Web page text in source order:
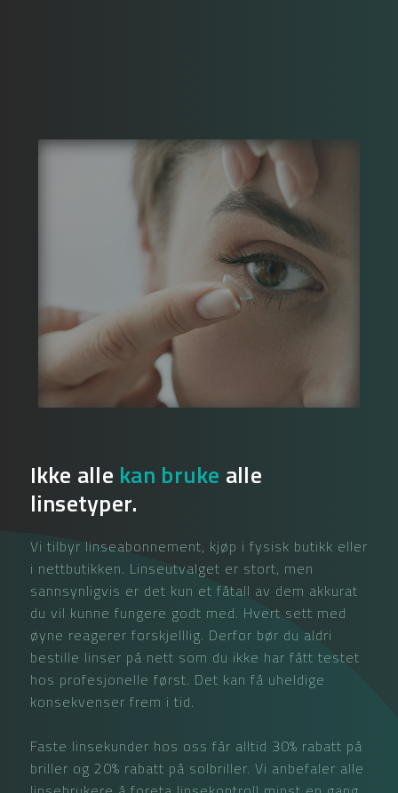
Ikke alle kan bruke alle
linsetyper.
Vi tilbyr linseabonnement, kjøp i fysisk butikk eller
i nettbutikken. Linseutvalget er stort, men
sannsynligvis er det kun et fåtall av dem akkurat
du vil kunne fungere godt med. Hvert sett med
øyne reagerer forskjelllig. Derfor bør du aldri
bestille linser på nett som du ikke har fått testet
hos profesjonelle først. Det kan få uheldige
konsekvenser frem i tid.
Faste linsekunder hos oss får alltid 30% rabatt på
briller og 20% rabatt på solbriller. Vi anbefaler alle